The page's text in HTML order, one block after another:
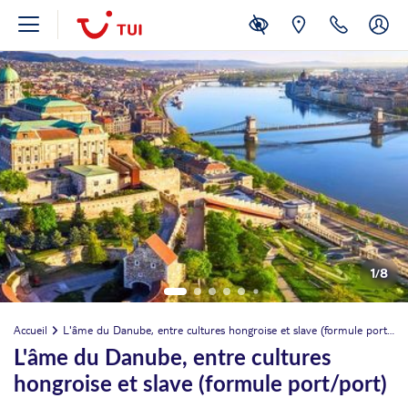
1/8
Accueil L'âme du Danube, entre cultures hongroise et slave (formule port/port)
L'âme du Danube, entre cultures
hongroise et slave (formule port/port)